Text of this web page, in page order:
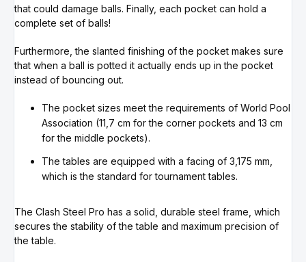
that could damage balls. Finally, each pocket can hold a
complete set of balls!
Furthermore, the slanted finishing of the pocket makes sure
that when a ball is potted it actually ends up in the pocket
instead of bouncing out.
The pocket sizes meet the requirements of World Pool
Association (11,7 cm for the corner pockets and 13 cm
for the middle pockets).
The tables are equipped with a facing of 3,175 mm,
which is the standard for tournament tables.
The Clash Steel Pro has a solid, durable steel frame, which
secures the stability of the table and maximum precision of
the table.